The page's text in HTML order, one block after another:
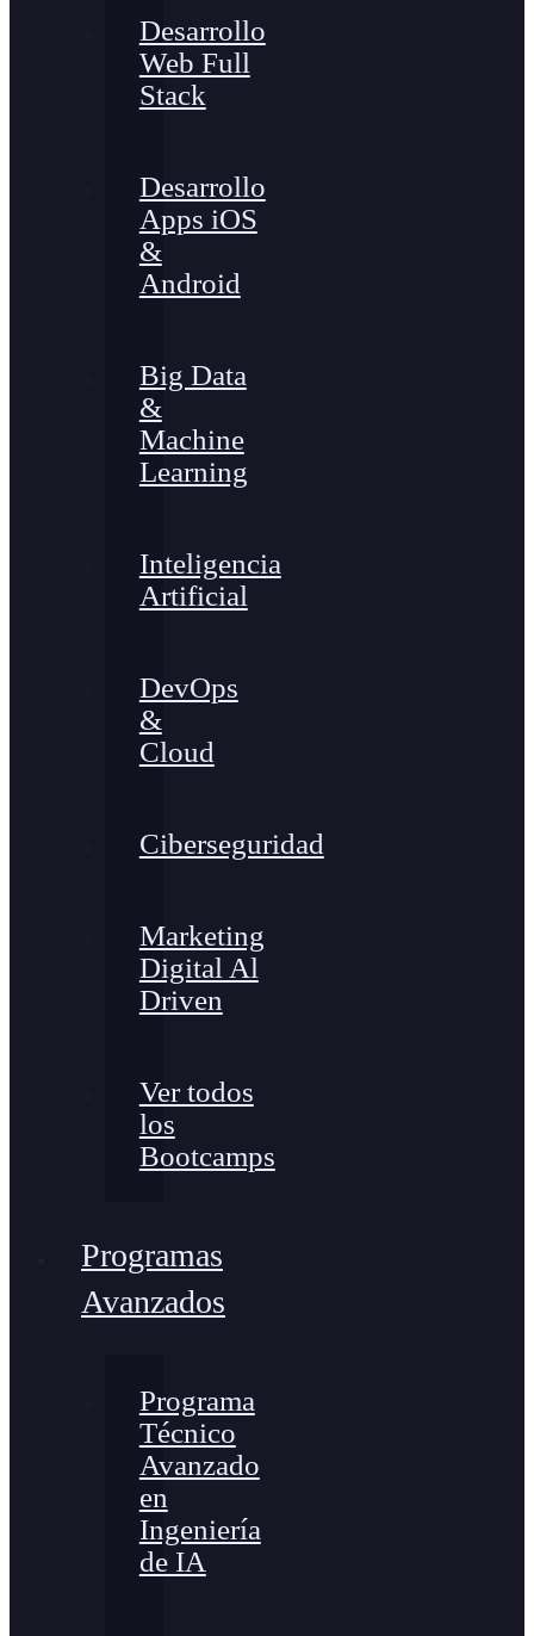
Desarrollo
Web Full
Stack
Desarrollo
Apps iOS
&
Android
Big Data
&
Machine
Learning
Inteligencia
Artificial
DevOps
&
Cloud
Ciberseguridad
Marketing
Digital Al
Driven
Ver todos
los
Bootcamps
Programas
Avanzados
Programa
Técnico
Avanzado
en
Ingeniería
de IA